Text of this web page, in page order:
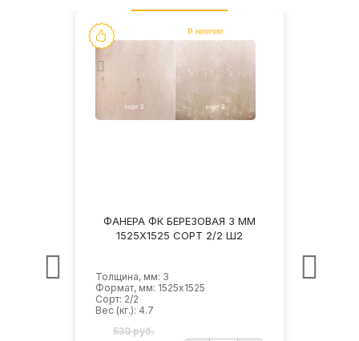
ФАНЕРА ФК БЕРЕЗОВАЯ 3 ММ
1525Х1525 СОРТ 2/2 Ш2
Толщина, мм: 3
Формат, мм: 1525х1525
Сорт: 2/2
Вес (кг.): 4.7
530 руб.